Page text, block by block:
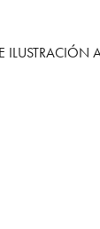
ILUSTRACIÓN